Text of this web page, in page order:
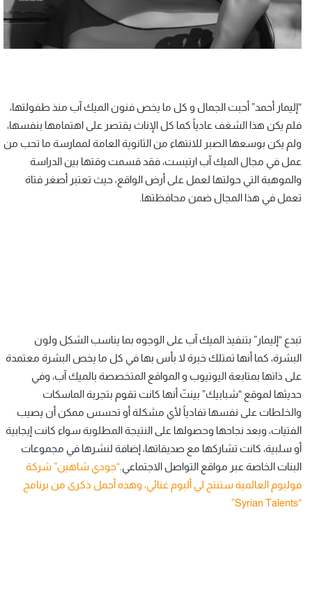
“إليمار أحمد” أحبت الجمال و كل ما يخص فنون الميك آب منذ طفولتها،
فلم يكن هذا الشغف عادياً كما كل الإناث يقتصر على اهتمامها بنفسها،
ولم يكن بوسعها الصبر للانتهاء من الثانوية العامة لممارسة ما تحب من
عمل في مجال الميك آب ارتيست، فقد قسمت وقتها بين الدراسة
والموهبة التي حولتها لعمل على أرض الواقع، حيث تعتبر أصغر فتاة
تعمل في هذا المجال ضمن محافظتها.
تبدع “إليمار” بتنفيذ الميك آب على الوجوه بما يناسب الشكل ولون
البشرة، كما أنها تمتلك خبرة لا بأس بها في كل ما يخص البشرة معتمدة
على ذاتها بمتابعة اليوتيوب و المواقع المتخصصة بالميك آب، وفي
حديثها لموقع “شبابيك” بينتّ أنها كانت تقوم بتجربة الماسكات
والخلطات على نفسها تفادياً لأي مشكلة أو تحسس ممكن أن يصيب
الفتيات، وبعد نجاحها وحصولها على النتيجة المطلوبة سواء كانت إيجابية
أو سلبية، كانت تشاركها مع صديقاتها، إضافة لنشرها في مجموعات
البنات الخاصة عبر مواقع التواصل الاجتماعي. “جودي شاهين” شركة
فوليوم العالمية ستنتج لي ألبوم غنائي، وهذه أجمل ذكرى من برنامج
“Syrian Talents”